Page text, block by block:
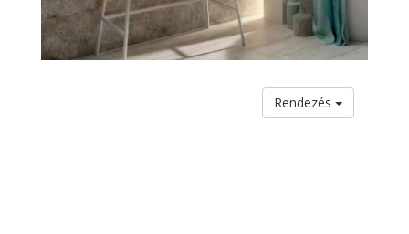
Rendezés